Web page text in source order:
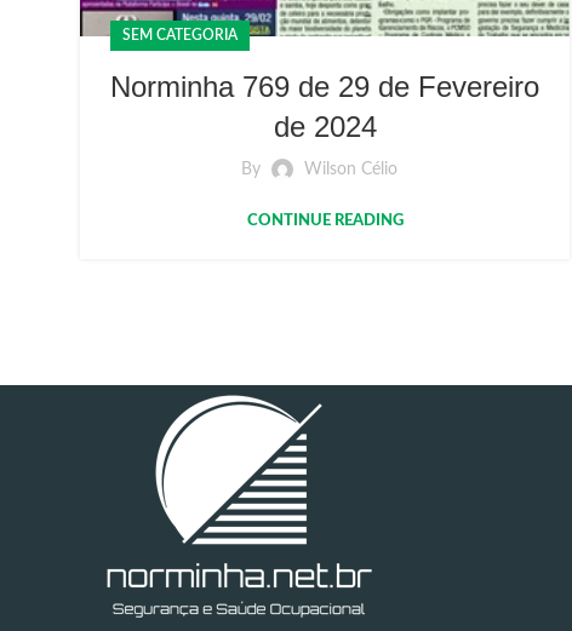
SEM CATEGORIA
Norminha 769 de 29 de Fevereiro
de 2024
By Wilson Célio
CONTINUE READING